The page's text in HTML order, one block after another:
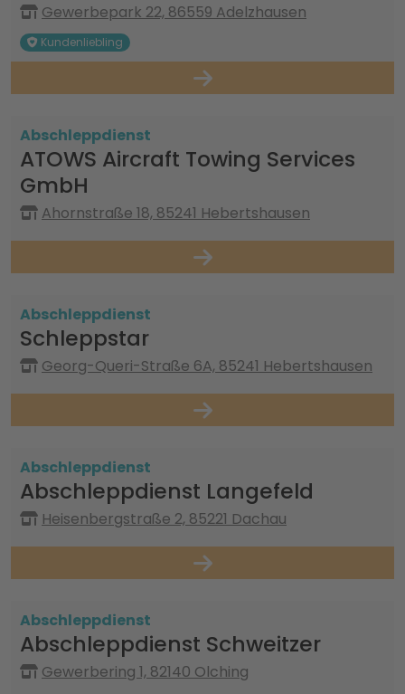
Gewerbepark 22, 86559 Adelzhausen
Kundenliebling
Abschleppdienst
ATOWS Aircraft Towing Services
GmbH
Ahornstraße 18, 85241 Hebertshausen
Abschleppdienst
Schleppstar
Georg-Queri-Straße 6A, 85241 Hebertshausen
Abschleppdienst
Abschleppdienst Langefeld
Heisenbergstraße 2, 85221 Dachau
Abschleppdienst
Abschleppdienst Schweitzer
Gewerbering 1, 82140 Olching